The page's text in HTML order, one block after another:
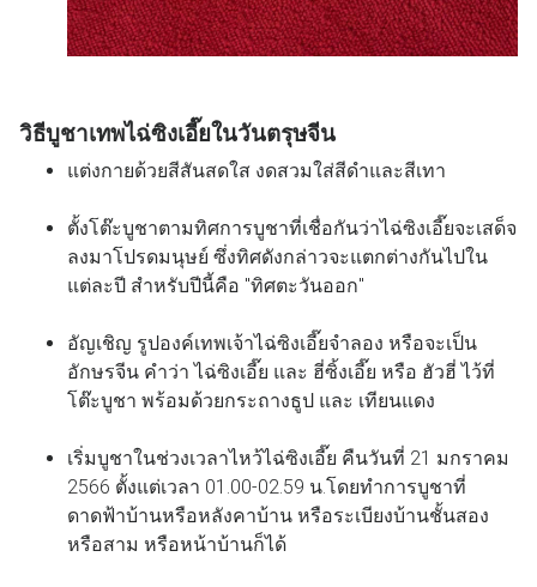
วิธีบูชาเทพไฉ่ซิงเอี๊ยในวันตรุษจีน
แต่งกายด้วยสีสันสดใส งดสวมใส่สีดำและสีเทา
ตั้งโต๊ะบูชาตามทิศการบูชาที่เชื่อกันว่าไฉ่ซิงเอี๊ยจะเสด็จ
ลงมาโปรดมนุษย์ ซึ่งทิศดังกล่าวจะแตกต่างกันไปใน
แต่ละปี สำหรับปีนี้คือ "ทิศตะวันออก"
อัญเชิญ รูปองค์เทพเจ้าไฉ่ซิงเอี๊ยจำลอง หรือจะเป็น
อักษรจีน คำว่า ไฉ่ซิงเอี๊ย และ ฮี่ซิ้งเอี๊ย หรือ ฮัวฮี่ ไว้ที่
โต๊ะบูชา พร้อมด้วยกระถางธูป และ เทียนแดง
เริ่มบูชาในช่วงเวลาไหว้ไฉ่ซิงเอี๊ย คืนวันที่ 21 มกราคม
2566 ตั้งแต่เวลา 01.00-02.59 น.โดยทำการบูชาที่
ดาดฟ้าบ้านหรือหลังคาบ้าน หรือระเบียงบ้านชั้นสอง
หรือสาม หรือหน้าบ้านก็ได้